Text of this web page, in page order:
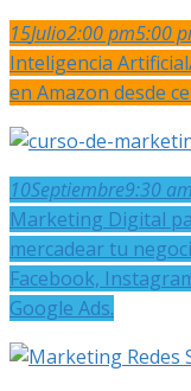
15Julio2:00 pm5:00
Inteligencia Artificial
en Amazon desde
10Septiembre9:30 am
Marketing Digital
mercadear tu
Facebook,
Google Ads.